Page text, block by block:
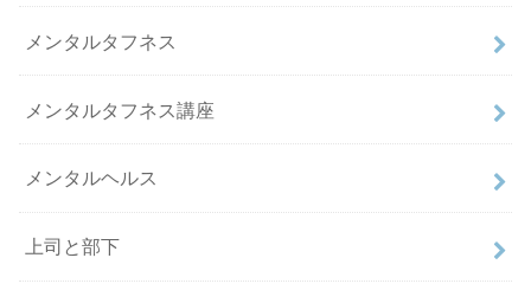
メンタルタフネス
メンタルタフネス講座
メンタルヘルス
上司と部下